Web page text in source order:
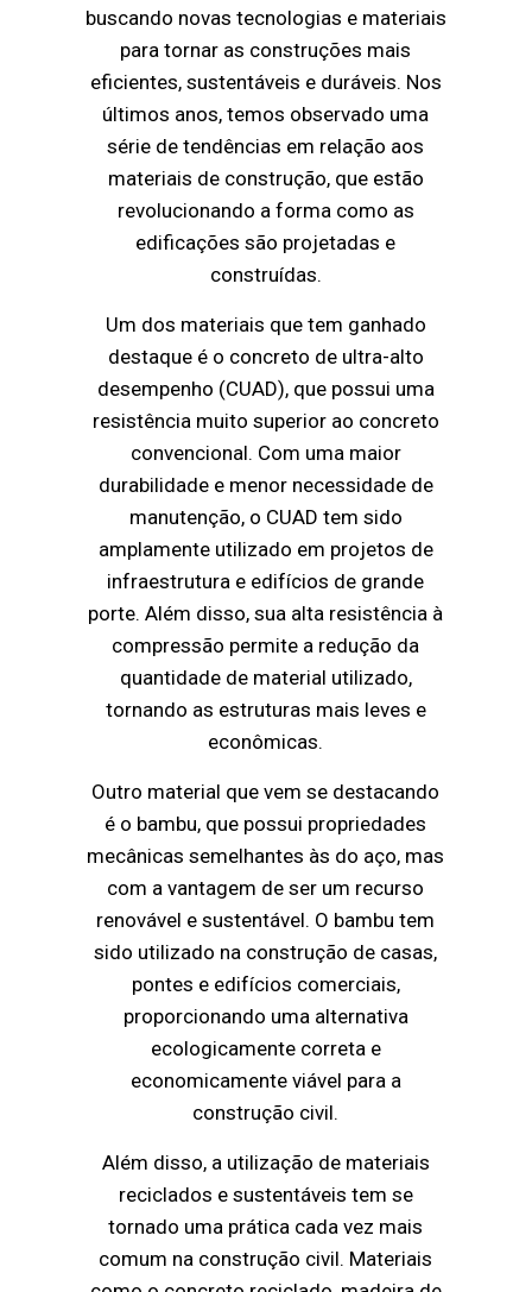
buscando novas tecnologias e materiais
para tornar as construções mais
eficientes, sustentáveis e duráveis. Nos
últimos anos, temos observado uma
série de tendências em relação aos
materiais de construção, que estão
revolucionando a forma como as
edificações são projetadas e
construídas.
Um dos materiais que tem ganhado
destaque é o concreto de ultra-alto
desempenho (CUAD), que possui uma
resistência muito superior ao concreto
convencional. Com uma maior
durabilidade e menor necessidade de
manutenção, o CUAD tem sido
amplamente utilizado em projetos de
infraestrutura e edifícios de grande
porte. Além disso, sua alta resistência à
compressão permite a redução da
quantidade de material utilizado,
tornando as estruturas mais leves e
econômicas.
Outro material que vem se destacando
é o bambu, que possui propriedades
mecânicas semelhantes às do aço, mas
com a vantagem de ser um recurso
renovável e sustentável. O bambu tem
sido utilizado na construção de casas,
pontes e edifícios comerciais,
proporcionando uma alternativa
ecologicamente correta e
economicamente viável para a
construção civil.
Além disso, a utilização de materiais
reciclados e sustentáveis tem se
tornado uma prática cada vez mais
comum na construção civil. Materiais